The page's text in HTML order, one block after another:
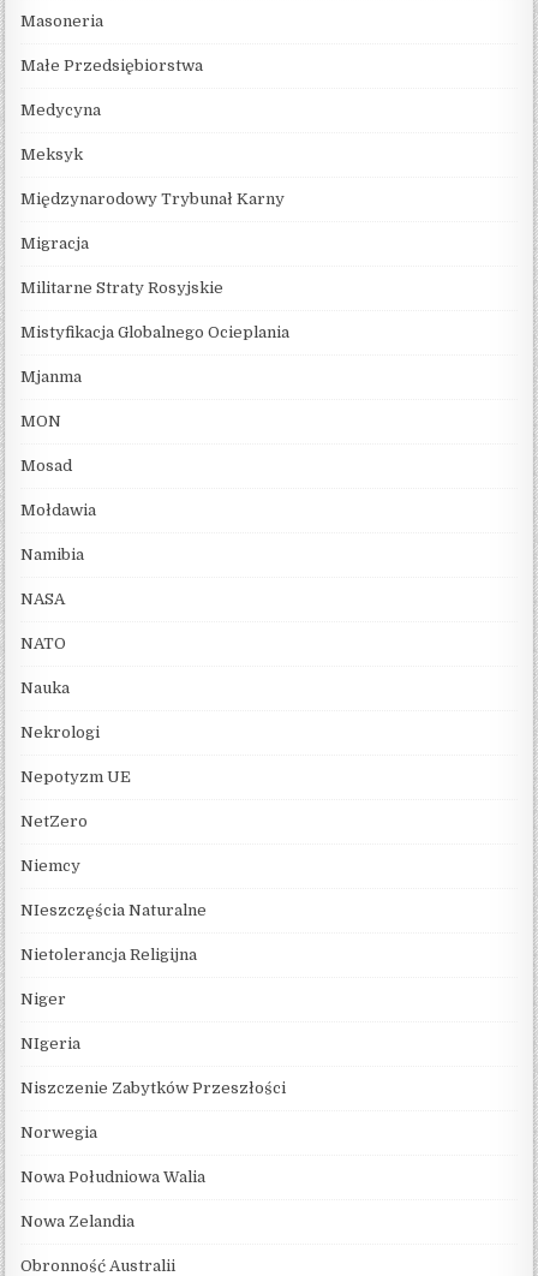
Masoneria
Małe Przedsiębiorstwa
Medycyna
Meksyk
Międzynarodowy Trybunał Karny
Migracja
Militarne Straty Rosyjskie
Mistyfikacja Globalnego Ocieplania
Mjanma
MON
Mosad
Mołdawia
Namibia
NASA
NATO
Nauka
Nekrologi
Nepotyzm UE
NetZero
Niemcy
NIeszczęścia Naturalne
Nietolerancja Religijna
Niger
NIgeria
Niszczenie Zabytków Przeszłości
Norwegia
Nowa Południowa Walia
Nowa Zelandia
Obronność Australii